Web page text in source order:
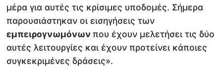
μέρα για αυτές τις κρίσιμες υποδομές. Σήμερα
παρουσιάστηκαν οι εισηγήσεις των
εμπειρογνωμόνωνπου έχουν μελετήσει τις δύο
αυτές λειτουργίες και έχουν προτείνει κάποιες
συγκεκριμένες δράσεις».